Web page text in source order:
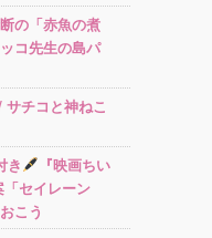
の「赤魚の煮
コ先生の島パ
サチコと神ねこ
き
『映画ちい
セイレーン
こう